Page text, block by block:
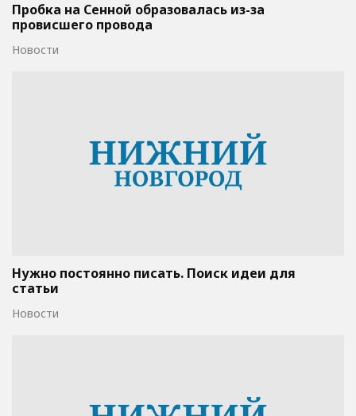
Пробка на Сенной образовалась из-за
провисшего провода
Новости
Нужно постоянно писать. Поиск идеи для
статьи
Новости